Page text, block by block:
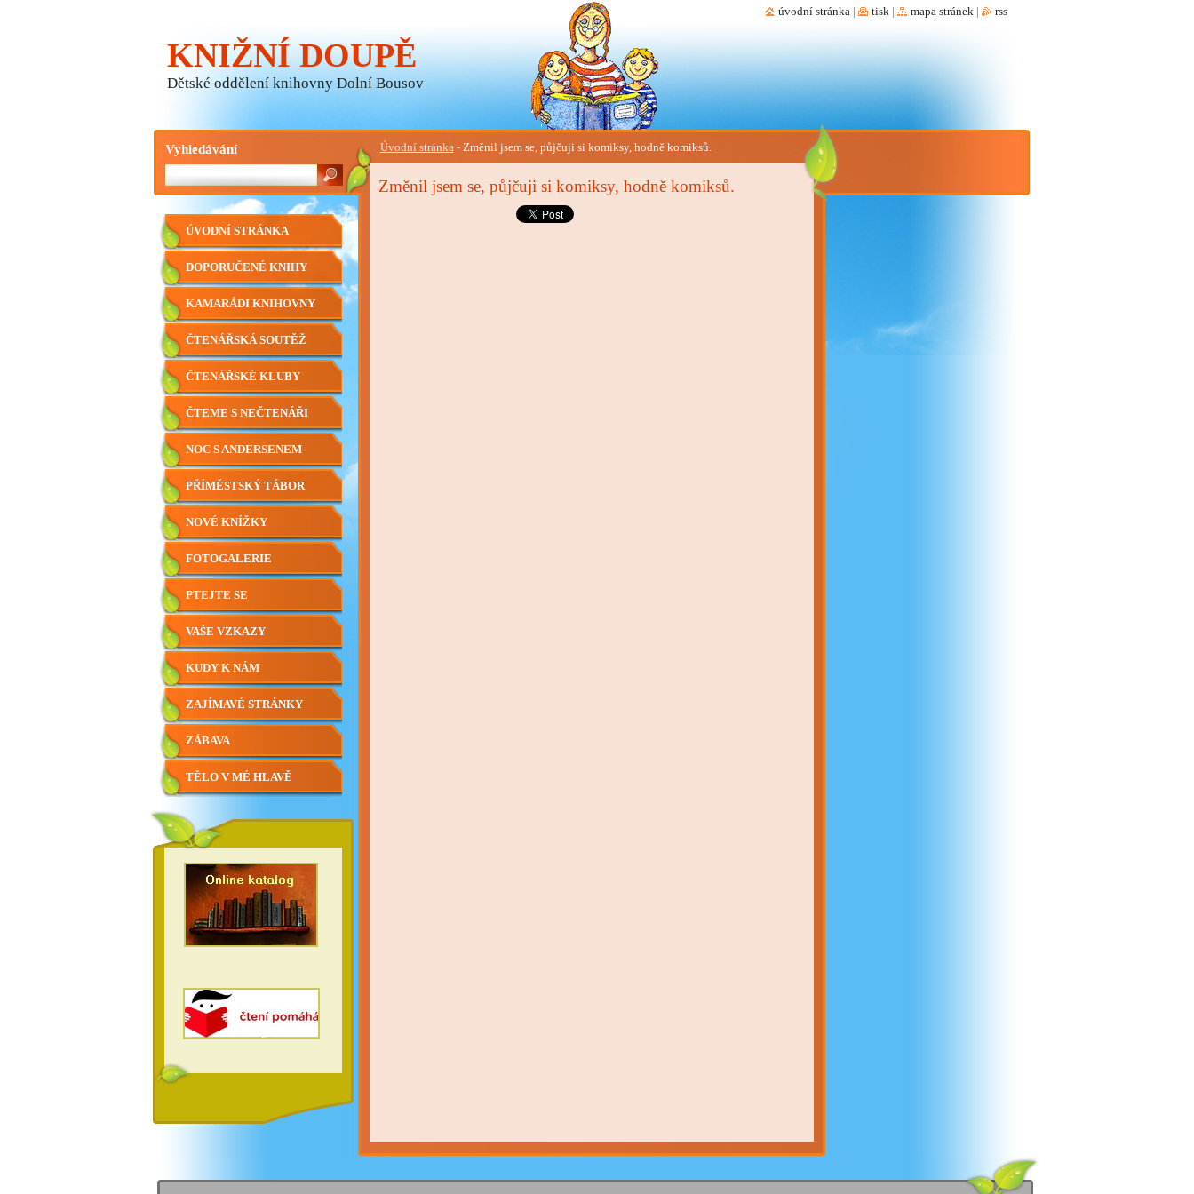
KNIŽNÍ DOUPĚ
Dětské oddělení knihovny Dolní Bousov
Úvodní stránka - Změnil jsem se, půjčuji si komiksy, hodně komiksů.
Změnil jsem se, půjčuji si komiksy, hodně komiksů.
ÚVODNÍ STRÁNKA
DOPORUČENÉ KNIHY
KAMARÁDI KNIHOVNY
ČTENÁŘSKÁ SOUTĚŽ
ČTENÁŘSKÉ KLUBY
ČTEME S NEČTENÁŘI
NOC S ANDERSENEM
PŘÍMĚSTSKÝ TÁBOR
NOVÉ KNÍŽKY
FOTOGALERIE
PTEJTE SE
VAŠE VZKAZY
KUDY K NÁM
ZAJÍMAVÉ STRÁNKY
ZÁBAVA
TĚLO V MÉ HLAVĚ
Vyhledávání
úvodní stránka tisk mapa stránek rss